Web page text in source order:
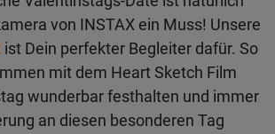
von INSTAX ein Muss! Unsere
ist Dein perfekter Begleiter dafür. So
mit dem Heart Sketch Film
wunderbar festhalten und immer
an diesen besonderen Tag